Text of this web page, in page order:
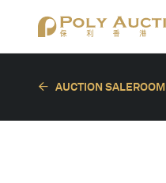
AUCTION SALEROOM